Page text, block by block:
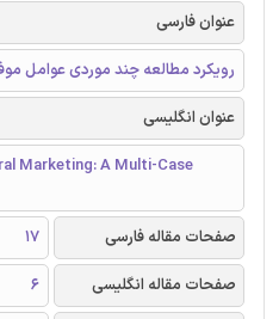
عنوان فارسی
رویکرد مطالعه چند موردی عوامل
عنوان انگلیسی
Marketing: A Multi-Case
صفحات مقاله فارسی
17
صفحات مقاله انگلیسی
6